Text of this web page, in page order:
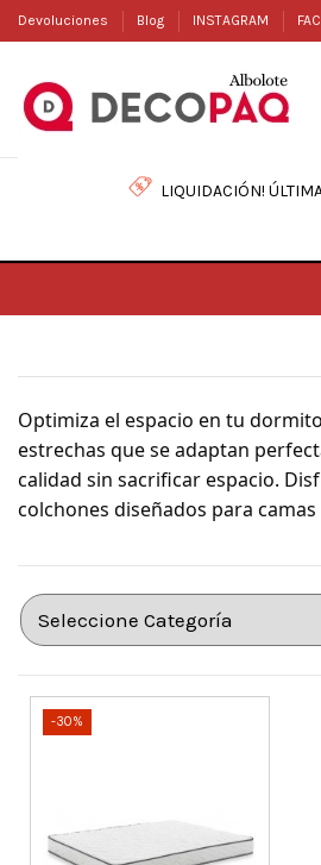
Devoluciones Blog INSTAGRAM
LIQUIDACIÓN!
Optimiza el espacio en tu
estrechas que se adaptan
calidad sin sacrificar espacio.
colchones diseñados para
-30%